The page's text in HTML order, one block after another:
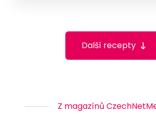
Další recepty
Z magazínů